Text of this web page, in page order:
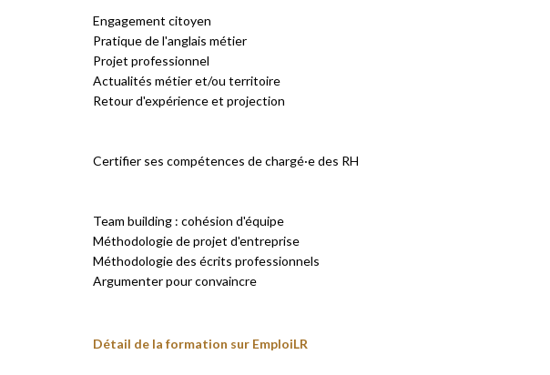
Engagement citoyen
Pratique de l'anglais métier
Projet professionnel
Actualités métier et/ou territoire
Retour d'expérience et projection
Certifier ses compétences de chargé·e des RH
Team building : cohésion d'équipe
Méthodologie de projet d'entreprise
Méthodologie des écrits professionnels
Argumenter pour convaincre
Détail de la formation sur EmploiLR